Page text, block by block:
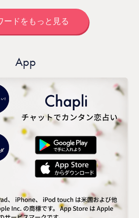
ードをもっと見る
App